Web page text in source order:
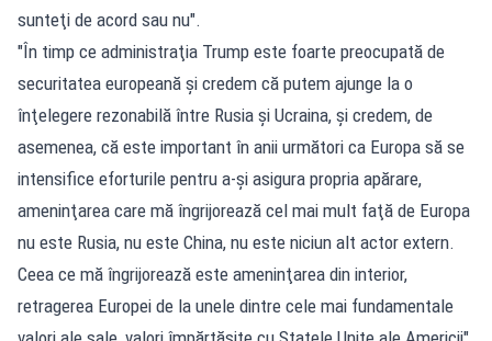
sunteţi de acord sau nu".
"În timp ce administraţia Trump este foarte preocupată de
securitatea europeană şi credem că putem ajunge la o
înţelegere rezonabilă între Rusia şi Ucraina, şi credem, de
asemenea, că este important în anii următori ca Europa să se
intensifice eforturile pentru a-şi asigura propria apărare,
ameninţarea care mă îngrijorează cel mai mult faţă de Europa
nu este Rusia, nu este China, nu este niciun alt actor extern.
Ceea ce mă îngrijorează este ameninţarea din interior,
retragerea Europei de la unele dintre cele mai fundamentale